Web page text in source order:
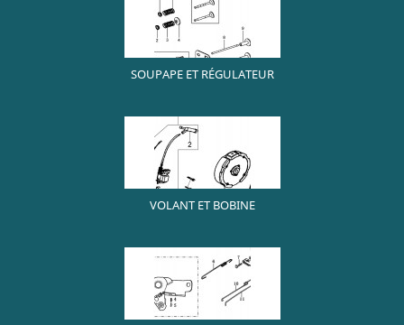
SOUPAPE ET RÉGULATEUR
VOLANT ET BOBINE